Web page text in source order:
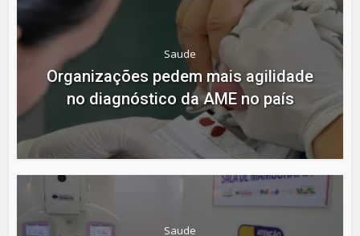
Saude
Organizações pedem mais agilidade
no diagnóstico da AME no país
Saude